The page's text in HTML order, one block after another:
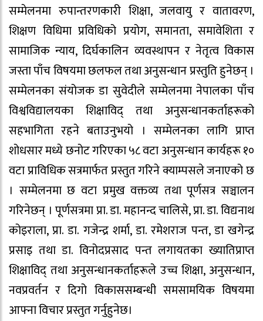
सम्मेलनमा रुपान्तरणकारी शिक्षा, जलवायु र वातावरण,
शिक्षण विधिमा प्रविधिको प्रयोग, समानता, समावेशिता र
सामाजिक न्याय, दिर्घकालिन व्यवस्थापन र नेतृत्व विकास
जस्ता पाँच विषयमा छलफल तथा अनुसन्धान प्रस्तुति हुनेछन् ।
सम्मेलनका संयोजक डा सुवेदीले सम्मेलनमा नेपालका पाँच
विश्वविद्यालयका शिक्षाविद् तथा अनुसन्धानकर्ताहरूको
सहभागिता रहने बताउनुभयो । सम्मेलनका लागि प्राप्त
शोधसार मध्ये छनोट गरिएका ५८ वटा अनुसन्धान कार्यहरू १०
वटा प्राविधिक सत्रमार्फत प्रस्तुत गरिने क्याम्पसले जनाएको छ
। सम्मेलनमा छ वटा प्रमुख वक्तव्य तथा पूर्णसत्र सञ्चालन
गरिनेछन् । पूर्णसत्रमा प्रा. डा. महानन्द चालिसे, प्रा. डा. विद्यनाथ
कोइराला, प्रा. डा. गजेन्द्र शर्मा, डा. रमेशराज पन्त, डा खगेन्द्र
प्रसाइ तथा डा. विनोदप्रसाद पन्त लगायतका ख्यातिप्राप्त
शिक्षाविद् तथा अनुसन्धानकर्ताहरूले उच्च शिक्षा, अनुसन्धान,
नवप्रवर्तन र दिगो विकाससम्बन्धी समसामयिक विषयमा
आफ्ना विचार प्रस्तुत गर्नुहुनेछ।